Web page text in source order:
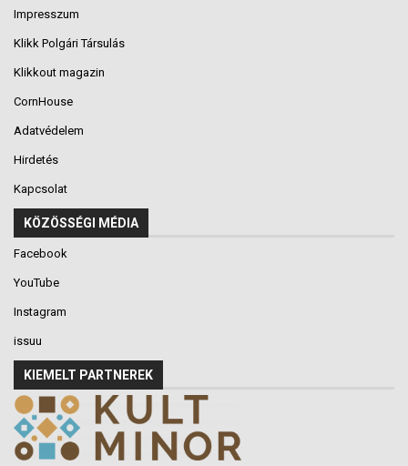
Impresszum
Klikk Polgári Társulás
Klikkout magazin
CornHouse
Adatvédelem
Hirdetés
Kapcsolat
KÖZÖSSÉGI MÉDIA
Facebook
YouTube
Instagram
issuu
KIEMELT PARTNEREK